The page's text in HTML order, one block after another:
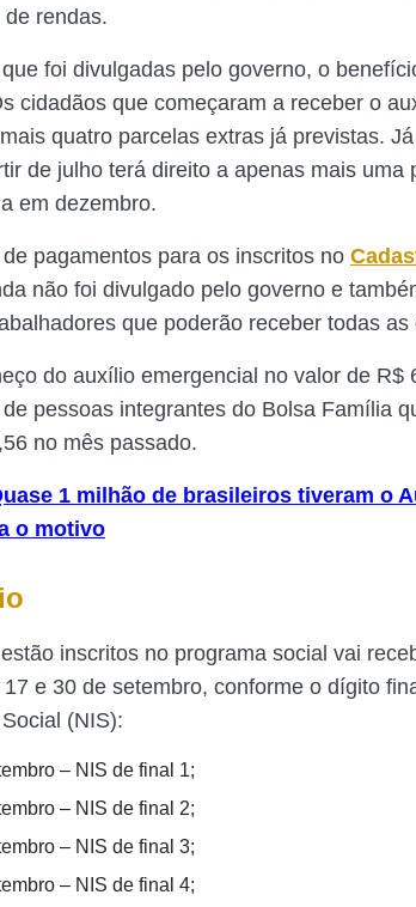
rendas.
foi divulgadas pelo governo, o
cidadãos que começaram a receber o
quatro parcelas extras já previstas.
de julho terá direito a apenas mais uma
em dezembro.
pagamentos para os inscritos no
não foi divulgado pelo governo e
que poderão receber todas as
do auxílio emergencial no valor de R$
pessoas integrantes do Bolsa Família
no mês passado.
1 milhão de brasileiros tiveram o
o motivo
inscritos no programa social vai
e 30 de setembro, conforme o dígito
(NIS):
– NIS de final 1;
– NIS de final 2;
– NIS de final 3;
– NIS de final 4;